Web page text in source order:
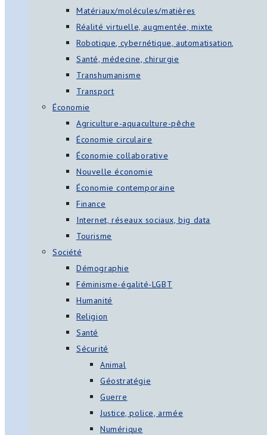
Matériaux/molécules/matières
Réalité virtuelle, augmentée, mixte
Robotique, cybernétique, automatisation,
Santé, médecine, chirurgie
Transhumanisme
Transport
Économie
Agriculture-aquaculture-pêche
Économie circulaire
Économie collaborative
Nouvelle économie
Économie contemporaine
Finance
Internet, réseaux sociaux, big data
Tourisme
Société
Démographie
Féminisme-égalité-LGBT
Humanité
Religion
Santé
Sécurité
Animal
Géostratégie
Guerre
Justice, police, armée
Numérique